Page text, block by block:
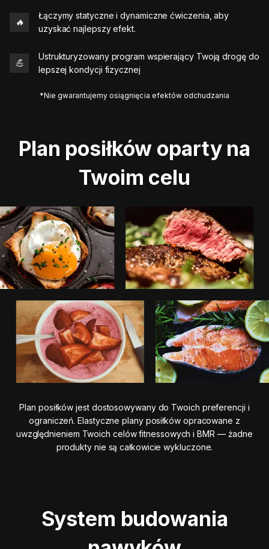
🔥
Łączymy statyczne i dynamiczne ćwiczenia, aby
uzyskać najlepszy efekt.
💪
Ustrukturyzowany program wspierający Twoją drogę do
lepszej kondycji fizycznej
*Nie gwarantujemy osiągnięcia efektów odchudzania
Plan posiłków oparty na
Twoim celu
Plan posiłków jest dostosowywany do Twoich preferencji i
ograniczeń. Elastyczne plany posiłków opracowane z
uwzględnieniem Twoich celów fitnessowych i BMR — żadne
produkty nie są całkowicie wykluczone.
System budowania